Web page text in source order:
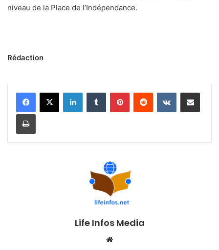
niveau de la Place de l’Indépendance.
Rédaction
Life Infos Media